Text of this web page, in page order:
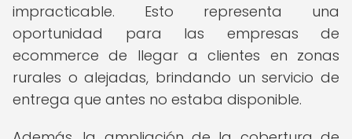
impracticable. Esto representa una
oportunidad para las empresas de
ecommerce de llegar a clientes en zonas
rurales o alejadas, brindando un servicio de
entrega que antes no estaba disponible.